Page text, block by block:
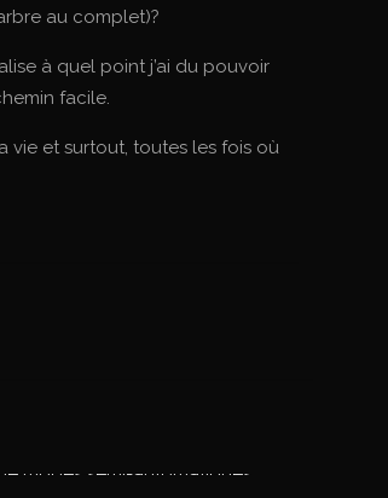
au complet)?
à quel point j’ai du pouvoir
facile.
vie et surtout, toutes les fois où